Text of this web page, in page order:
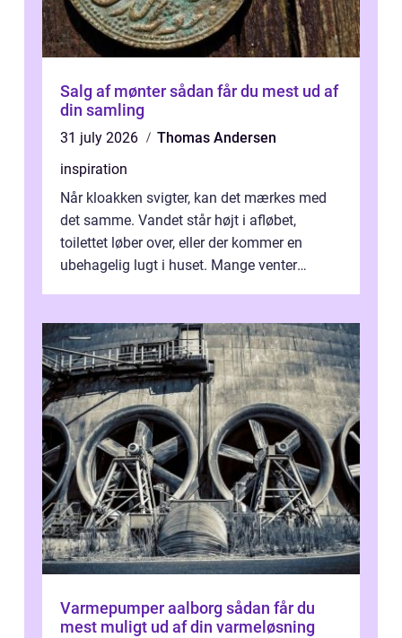
Salg af mønter sådan får du mest ud af
din samling
31 july 2026
Thomas Andersen
inspiration
Når kloakken svigter, kan det mærkes med
det samme. Vandet står højt i afløbet,
toilettet løber over, eller der kommer en
ubehagelig lugt i huset. Mange venter
Varmepumper aalborg sådan får du
mest muligt ud af din varmeløsning